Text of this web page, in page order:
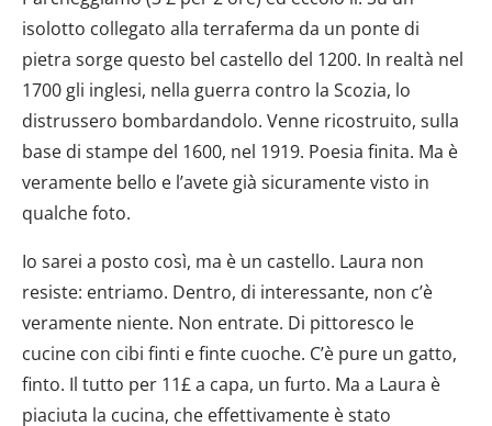
isolotto collegato alla terraferma da un ponte di
pietra sorge questo bel castello del 1200. In realtà nel
1700 gli inglesi, nella guerra contro la Scozia, lo
distrussero bombardandolo. Venne ricostruito, sulla
base di stampe del 1600, nel 1919. Poesia finita. Ma è
veramente bello e l’avete già sicuramente visto in
qualche foto.
Io sarei a posto così, ma è un castello. Laura non
resiste: entriamo. Dentro, di interessante, non c’è
veramente niente. Non entrate. Di pittoresco le
cucine con cibi finti e finte cuoche. C’è pure un gatto,
finto. Il tutto per 11£ a capa, un furto. Ma a Laura è
piaciuta la cucina, che effettivamente è stato